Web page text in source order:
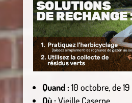
Quand :10 octobre, de 19
Où :Vieille Caserne